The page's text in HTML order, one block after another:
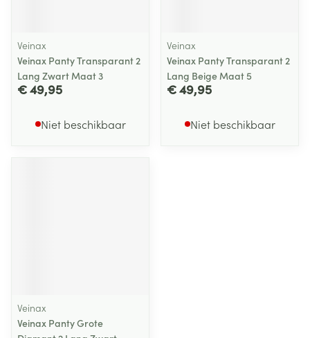
Veinax
Veinax Panty Transparant 2
Lang Zwart Maat 3
€ 49,95
Niet beschikbaar
Veinax
Veinax Panty Transparant 2
Lang Beige Maat 5
€ 49,95
Niet beschikbaar
Veinax
Veinax Panty Grote